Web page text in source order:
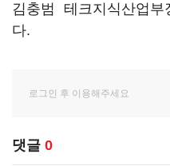
김충범 테크지식산업부
다.
댓글 0